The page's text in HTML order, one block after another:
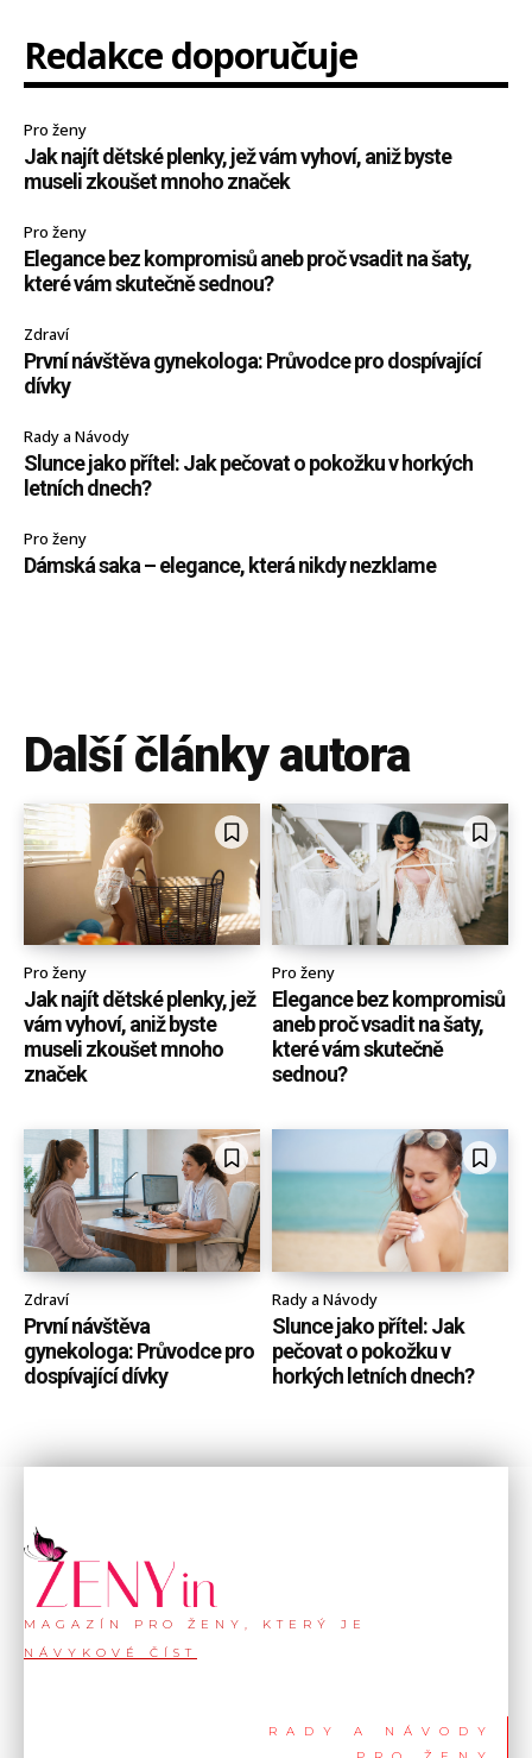
Redakce doporučuje
Pro ženy
Jak najít dětské plenky, jež vám vyhoví, aniž byste
museli zkoušet mnoho značek
Pro ženy
Elegance bez kompromisů aneb proč vsadit na šaty,
které vám skutečně sednou?
Zdraví
První návštěva gynekologa: Průvodce pro dospívající
dívky
Rady a Návody
Slunce jako přítel: Jak pečovat o pokožku v horkých
letních dnech?
Pro ženy
Dámská saka – elegance, která nikdy nezklame
Další články autora
Pro ženy
Jak najít dětské plenky, jež
vám vyhoví, aniž byste
museli zkoušet mnoho
značek
Pro ženy
Elegance bez kompromisů
aneb proč vsadit na šaty,
které vám skutečně
sednou?
Zdraví
První návštěva
gynekologa: Průvodce pro
dospívající dívky
Rady a Návody
Slunce jako přítel: Jak
pečovat o pokožku v
horkých letních dnech?
MAGAZÍN PRO ŽENY, KTERÝ JE
NÁVYKOVÉ ČÍST
RADY A NÁVODY